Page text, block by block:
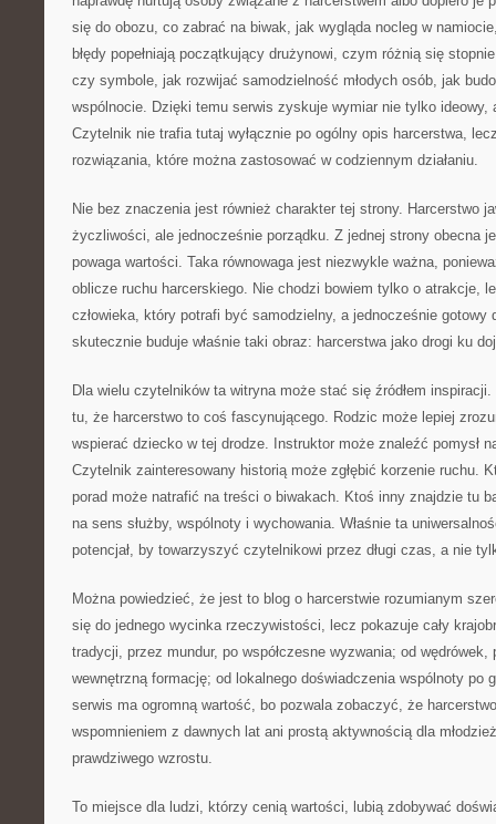
się do obozu, co zabrać na biwak, jak wygląda nocleg w
błędy popełniają początkujący drużynowi, czym różnią się
czy symbole, jak rozwijać samodzielność młodych osób, jak
wspólnocie. Dzięki temu serwis zyskuje wymiar nie tylko ideowy,
Czytelnik nie trafia tutaj wyłącznie po ogólny opis harcerstwa,
rozwiązania, które można zastosować w codziennym działaniu.
Nie bez znaczenia jest również charakter tej strony. Harcerstwo
życzliwości, ale jednocześnie porządku. Z jednej strony obecna
powaga wartości. Taka równowaga jest niezwykle ważna,
oblicze ruchu harcerskiego. Nie chodzi bowiem tylko o atrakcje,
człowieka, który potrafi być samodzielny, a jednocześnie gotowy
skutecznie buduje właśnie taki obraz: harcerstwa jako drogi ku
Dla wielu czytelników ta witryna może stać się źródłem
tu, że harcerstwo to coś fascynującego. Rodzic może lepiej
wspierać dziecko w tej drodze. Instruktor może znaleźć pomysł
Czytelnik zainteresowany historią może zgłębić korzenie ruchu.
porad może natrafić na treści o biwakach. Ktoś inny znajdzie tu
na sens służby, wspólnoty i wychowania. Właśnie ta
potencjał, by towarzyszyć czytelnikowi przez długi czas, a nie
Można powiedzieć, że jest to blog o harcerstwie rozumianym
się do jednego wycinka rzeczywistości, lecz pokazuje cały
tradycji, przez mundur, po współczesne wyzwania; od wędrówek,
wewnętrzną formację; od lokalnego doświadczenia wspólnoty po
serwis ma ogromną wartość, bo pozwala zobaczyć, że
wspomnieniem z dawnych lat ani prostą aktywnością dla
prawdziwego wzrostu.
To miejsce dla ludzi, którzy cenią wartości, lubią zdobywać